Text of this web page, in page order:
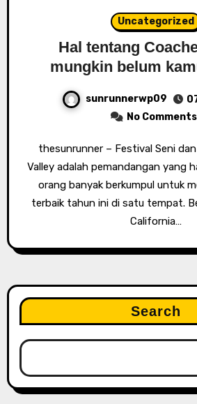
Uncategorized
Hal tentang
mungkin belum
sunrunnerwp09
No Comments
thesunrunner – Festival Seni dan Musik Coachella
Valley adalah pemandangan yang
orang banyak berkumpul untuk
terbaik tahun ini di satu tempat.
California…
Search